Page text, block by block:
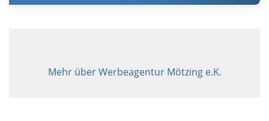
Mehr über Werbeagentur Mötzing e.K.